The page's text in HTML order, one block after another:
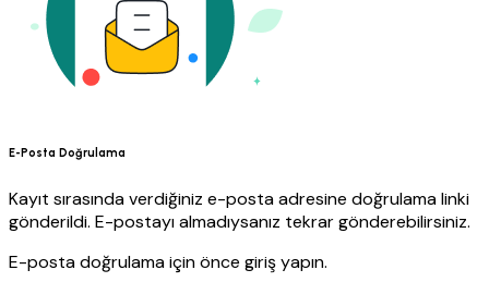
E-Posta Doğrulama
Kayıt sırasında verdiğiniz e-posta adresine doğrulama linki
gönderildi. E-postayı almadıysanız tekrar gönderebilirsiniz.
E-posta doğrulama için önce giriş yapın.